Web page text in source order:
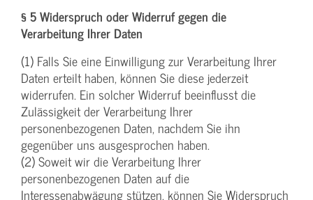
§ 5 Widerspruch oder Widerruf gegen die
Verarbeitung Ihrer Daten
(1) Falls Sie eine Einwilligung zur Verarbeitung Ihrer
Daten erteilt haben, können Sie diese jederzeit
widerrufen. Ein solcher Widerruf beeinflusst die
Zulässigkeit der Verarbeitung Ihrer
personenbezogenen Daten, nachdem Sie ihn
gegenüber uns ausgesprochen haben.
(2) Soweit wir die Verarbeitung Ihrer
personenbezogenen Daten auf die
Interessenabwägung stützen, können Sie Widerspruch